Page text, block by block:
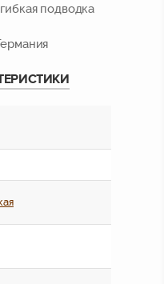
подводка